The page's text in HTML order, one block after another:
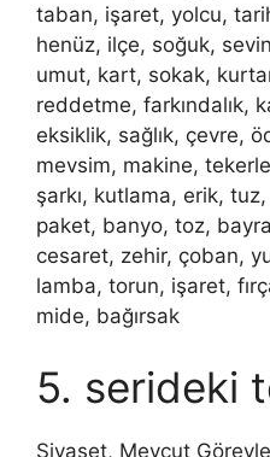
taban, işaret, yolcu,
henüz, ilçe, soğuk,
umut, kart, sokak,
reddetme, farkındalık,
eksiklik, sağlık, çevre,
mevsim, makine,
şarkı, kutlama, erik, tuz,
paket, banyo, toz,
cesaret, zehir, çoban,
lamba, torun, işaret,
mide, bağırsak
5. serideki
Siyaset, Mevcut